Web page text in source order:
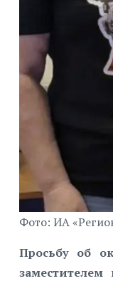
Фото: ИА
Просьбу об